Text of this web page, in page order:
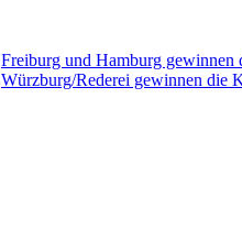
Freiburg und Hamburg gewinnen
Würzburg/Rederei gewinnen die